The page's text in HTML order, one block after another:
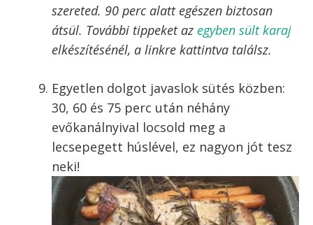
szereted. 90 perc alatt egészen biztosan
átsül. További tippeket az egyben sült karaj
elkészítésénél, a linkre kattintva találsz.
Egyetlen dolgot javaslok sütés közben:
30, 60 és 75 perc után néhány
evőkanálnyival locsold meg a
lecsepegett húslével, ez nagyon jót tesz
neki!